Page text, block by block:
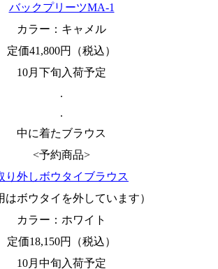
バックプリーツMA-1
カラー：キャメル
定価41,800円（税込）
10月下旬入荷予定
.
.
中に着たブラウス
<予約商品>
り外しボウタイブラウス
はボウタイを外しています）
カラー：ホワイト
定価18,150円（税込）
10月中旬入荷予定